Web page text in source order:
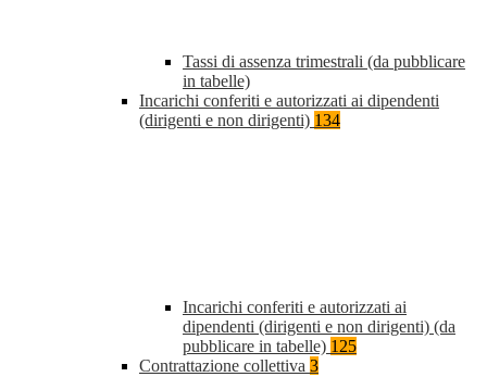
Tassi di assenza trimestrali (da pubblicare
in tabelle)
Incarichi conferiti e autorizzati ai dipendenti
(dirigenti e non dirigenti) 134
Incarichi conferiti e autorizzati ai
dipendenti (dirigenti e non dirigenti) (da
pubblicare in tabelle) 125
Contrattazione collettiva 3